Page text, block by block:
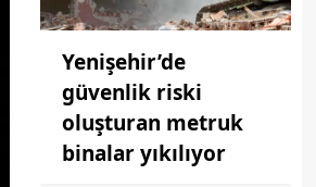
Yenişehir’de
güvenlik riski
oluşturan metruk
binalar yıkılıyor